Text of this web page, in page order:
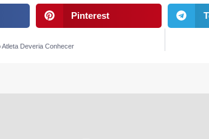
Pinterest
Deveria Conhecer